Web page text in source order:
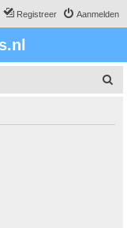
Aanmelden
Registreer